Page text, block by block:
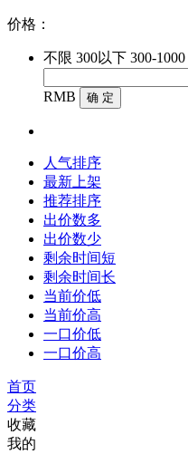
价格：
不限 300以下 300-1000
RMB
确 定
人气排序
最新上架
推荐排序
出价数多
出价数少
剩余时间短
剩余时间长
当前价低
当前价高
一口价低
一口价高
首页
分类
收藏
我的